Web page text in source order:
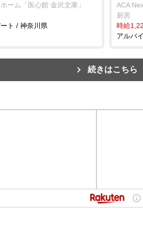
ーム「医心館 金沢文庫」
ト / 神奈川県
ACA
厨房
時給
アルバ
続きはこちら